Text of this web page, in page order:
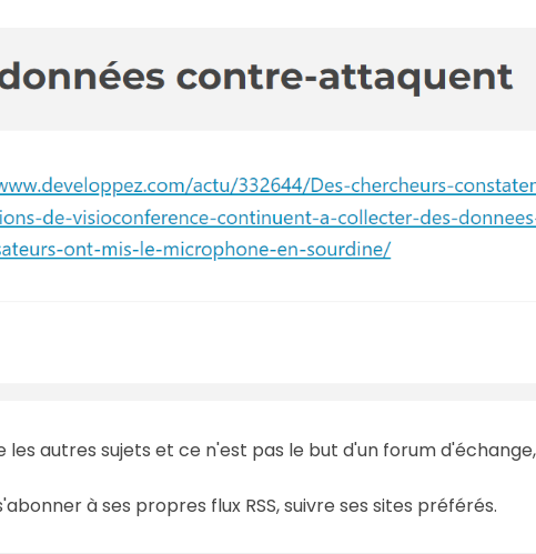
les autres sujets et ce n'est pas le but d'un forum
à ses propres flux RSS, suivre ses sites préférés.